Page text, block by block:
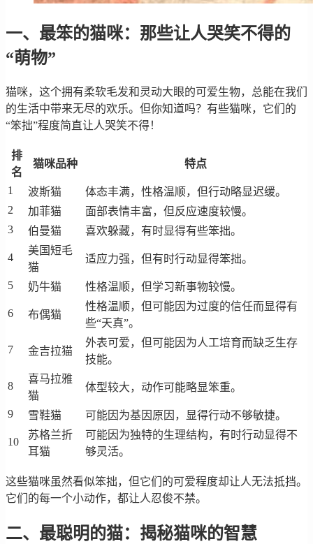
一、最笨的猫咪：那些让人哭笑不得的
“萌物”
猫咪，这个拥有柔软毛发和灵动大眼的可爱生物，总能在我们
的生活中带来无尽的欢乐。但你知道吗？有些猫咪，它们的
“笨拙”程度简直让人哭笑不得！
排
名
猫咪品种 特点
1 波斯猫
体态丰满，性格温顺，但行动略显迟缓。
2
加菲猫
面部表情丰富，但反应速度较慢。
3
伯曼猫 喜欢躲藏，有时显得有些笨拙。
4
美国短毛
猫
适应力强，但有时行动显得笨拙。
5 奶牛猫 性格温顺，但学习新事物较慢。
6 布偶猫
性格温顺，但可能因为过度的信任而显得有
些“天真”。
7 金吉拉猫
外表可爱，但可能因为人工培育而缺乏生存
技能。
8
喜马拉雅
猫
体型较大，动作可能略显笨重。
9 雪鞋猫 可能因为基因原因，显得行动不够敏捷。
10
苏格兰折
耳猫
可能因为独特的生理结构，有时行动显得不
够灵活。
这些猫咪虽然看似笨拙，但它们的可爱程度却让人无法抵挡。
它们的每一个小动作，都让人忍俊不禁。
二、最聪明的猫：揭秘猫咪的智慧